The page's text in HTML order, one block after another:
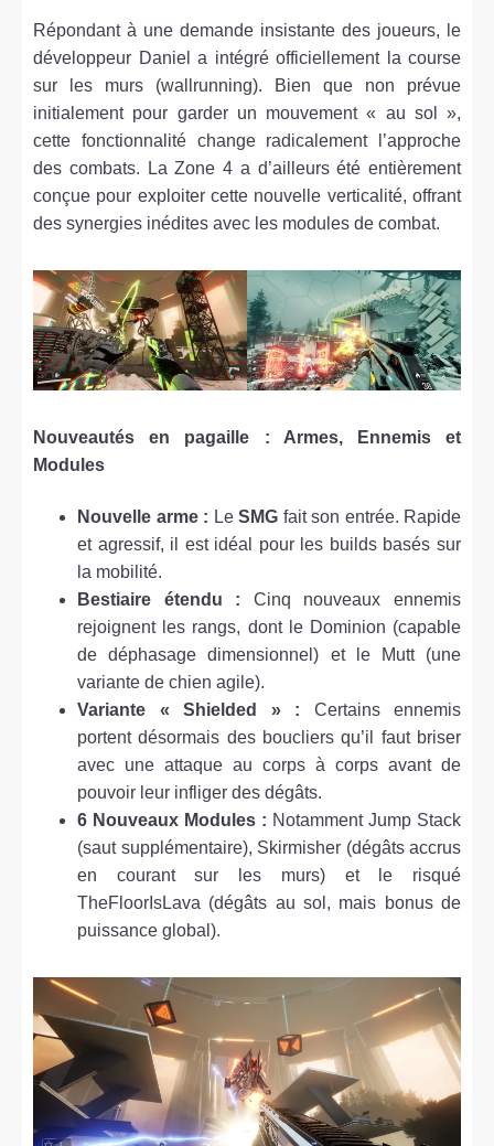
Répondant à une demande insistante des joueurs, le
développeur Daniel a intégré officiellement la course
sur les murs (wallrunning). Bien que non prévue
initialement pour garder un mouvement « au sol »,
cette fonctionnalité change radicalement l’approche
des combats. La Zone 4 a d’ailleurs été entièrement
conçue pour exploiter cette nouvelle verticalité, offrant
des synergies inédites avec les modules de combat.
Nouveautés en pagaille : Armes, Ennemis et
Modules
Nouvelle arme : Le SMG fait son entrée. Rapide
et agressif, il est idéal pour les builds basés sur
la mobilité.
Bestiaire étendu : Cinq nouveaux ennemis
rejoignent les rangs, dont le Dominion (capable
de déphasage dimensionnel) et le Mutt (une
variante de chien agile).
Variante « Shielded » : Certains ennemis
portent désormais des boucliers qu’il faut briser
avec une attaque au corps à corps avant de
pouvoir leur infliger des dégâts.
6 Nouveaux Modules : Notamment Jump Stack
(saut supplémentaire), Skirmisher (dégâts accrus
en courant sur les murs) et le risqué
TheFloorIsLava (dégâts au sol, mais bonus de
puissance global).